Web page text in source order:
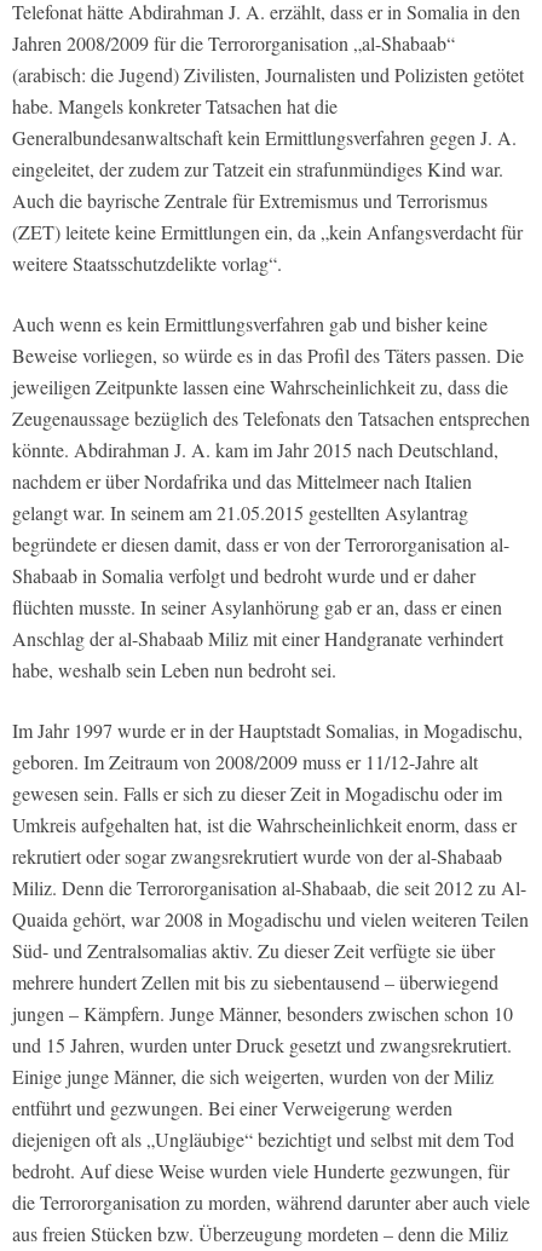
Telefonat hätte Abdirahman J. A. erzählt, dass er in Somalia in den
Jahren 2008/2009 für die Terrororganisation „al-Shabaab“
(arabisch: die Jugend) Zivilisten, Journalisten und Polizisten getötet
habe. Mangels konkreter Tatsachen hat die
Generalbundesanwaltschaft kein Ermittlungsverfahren gegen J. A.
eingeleitet, der zudem zur Tatzeit ein strafunmündiges Kind war.
Auch die bayrische Zentrale für Extremismus und Terrorismus
(ZET) leitete keine Ermittlungen ein, da „kein Anfangsverdacht für
weitere Staatsschutzdelikte vorlag“.
Auch wenn es kein Ermittlungsverfahren gab und bisher keine
Beweise vorliegen, so würde es in das Profil des Täters passen. Die
jeweiligen Zeitpunkte lassen eine Wahrscheinlichkeit zu, dass die
Zeugenaussage bezüglich des Telefonats den Tatsachen entsprechen
könnte. Abdirahman J. A. kam im Jahr 2015 nach Deutschland,
nachdem er über Nordafrika und das Mittelmeer nach Italien
gelangt war. In seinem am 21.05.2015 gestellten Asylantrag
begründete er diesen damit, dass er von der Terrororganisation al-
Shabaab in Somalia verfolgt und bedroht wurde und er daher
flüchten musste. In seiner Asylanhörung gab er an, dass er einen
Anschlag der al-Shabaab Miliz mit einer Handgranate verhindert
habe, weshalb sein Leben nun bedroht sei.
Im Jahr 1997 wurde er in der Hauptstadt Somalias, in Mogadischu,
geboren. Im Zeitraum von 2008/2009 muss er 11/12-Jahre alt
gewesen sein. Falls er sich zu dieser Zeit in Mogadischu oder im
Umkreis aufgehalten hat, ist die Wahrscheinlichkeit enorm, dass er
rekrutiert oder sogar zwangsrekrutiert wurde von der al-Shabaab
Miliz. Denn die Terrororganisation al-Shabaab, die seit 2012 zu Al-
Quaida gehört, war 2008 in Mogadischu und vielen weiteren Teilen
Süd- und Zentralsomalias aktiv. Zu dieser Zeit verfügte sie über
mehrere hundert Zellen mit bis zu siebentausend – überwiegend
jungen – Kämpfern. Junge Männer, besonders zwischen schon 10
und 15 Jahren, wurden unter Druck gesetzt und zwangsrekrutiert.
Einige junge Männer, die sich weigerten, wurden von der Miliz
entführt und gezwungen. Bei einer Verweigerung werden
diejenigen oft als „Ungläubige“ bezichtigt und selbst mit dem Tod
bedroht. Auf diese Weise wurden viele Hunderte gezwungen, für
die Terrororganisation zu morden, während darunter aber auch viele
aus freien Stücken bzw. Überzeugung mordeten – denn die Miliz